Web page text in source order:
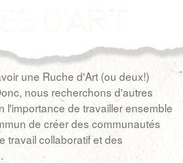
une Ruche d'Art (ou deux!)
nous recherchons d'autres
l'importance de travailler ensemble
de créer des communautés
travail collaboratif et des